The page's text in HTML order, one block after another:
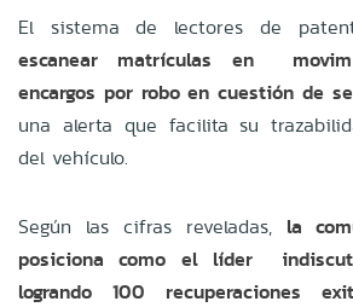
El sistema de lectores de
escanear matrículas en
encargos por robo en cuestión de
una alerta que facilita su
del vehículo.
Según las cifras reveladas, la
posiciona como el líder
logrando 100 recuperaciones